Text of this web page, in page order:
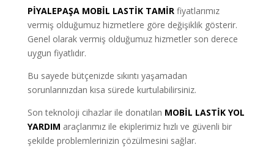
PİYALEPAŞA MOBİL LASTİK TAMİRfiyatlarımız
vermiş olduğumuz hizmetlere göre değişiklik gösterir.
Genel olarak vermiş olduğumuz hizmetler son derece
uygun fiyatlıdır.
Bu sayede bütçenizde sıkıntı yaşamadan
sorunlarınızdan kısa sürede kurtulabilirsiniz.
Son teknoloji cihazlar ile donatılan MOBİL LASTİK YOL
YARDIM araçlarımız ile ekiplerimiz hızlı ve güvenli bir
şekilde problemlerinizin çözülmesini sağlar.